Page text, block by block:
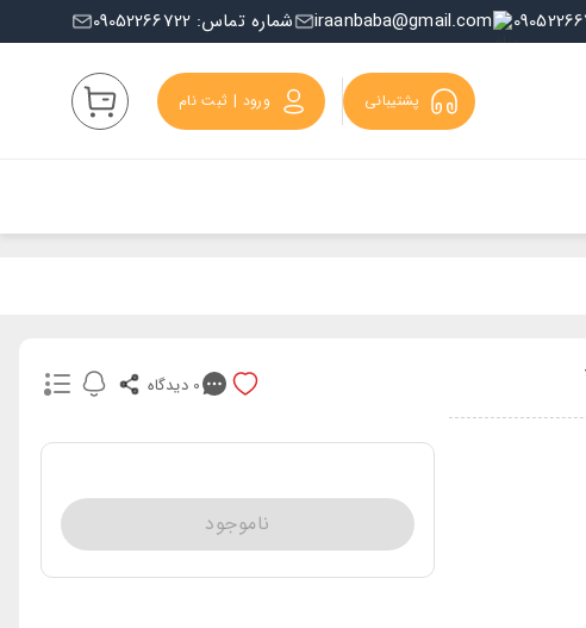
شماره تماس: 09052266722 iraanbaba@gmail.com
پشتیبانی ورود | ثبت نام
0 دیدگاه
ناموجود